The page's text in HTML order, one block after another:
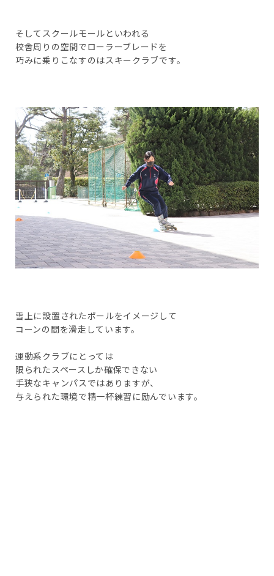
そしてスクールモールといわれる
校舎周りの空間でローラーブレードを
巧みに乗りこなすのはスキークラブです。
雪上に設置されたポールをイメージして
コーンの間を滑走しています。
運動系クラブにとっては
限られたスペースしか確保できない
手狭なキャンパスではありますが、
与えられた環境で精一杯練習に励んでいます。